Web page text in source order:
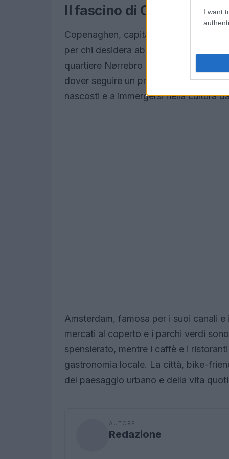
I want
Il fascino di
Copenaghen, capitale della filosofia
per chi desidera abbracciare il JOMO.
quartiere Nørrebro e godere della
dover seguire un programma rigido.
nascosti e a immergersi nella cultura
Amsterdam, famosa per i suoi canali
mercati al coperto e i parchi verdi
spensierato, mentre i caffè e i
gastronomia locale. La città, bike-
del paesaggio urbano e della vita
AUTORE
Redazione